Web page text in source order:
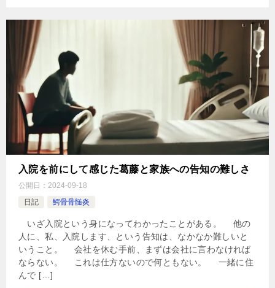
入院を前にして感じた葛藤と家族への告知の難しさ
公開日： 2024-09-18
日記
鰐骨骨髄炎
いざ入院という身になってわかったことがある。 他の
人に、私、入院します、という告知は、なかなか難しいと
いうこと。 会社を休む手前、まずは会社に言わなければ
ならない。 これは仕方ないので何ともない。 一緒に住
んで […]